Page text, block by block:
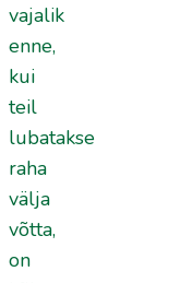
vajalik
enne,
kui
teil
lubatakse
raha
välja
võtta,
on